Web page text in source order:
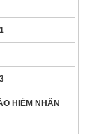
HIỂM NHÂN